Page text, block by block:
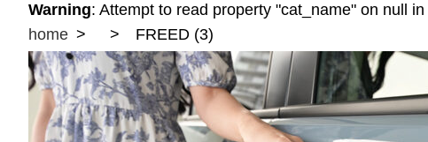
Warning: Attempt to read property "cat_name" on null in
home
FREED (3)